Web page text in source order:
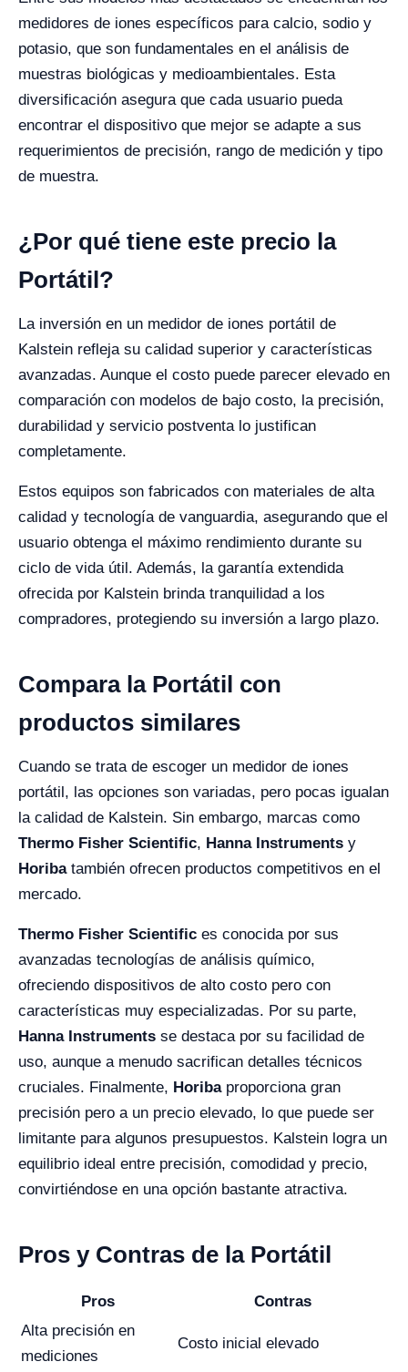
medidores de iones específicos para calcio, sodio y
potasio, que son fundamentales en el análisis de
muestras biológicas y medioambientales. Esta
diversificación asegura que cada usuario pueda
encontrar el dispositivo que mejor se adapte a sus
requerimientos de precisión, rango de medición y tipo
de muestra.
¿Por qué tiene este precio la
Portátil?
La inversión en un medidor de iones portátil de
Kalstein refleja su calidad superior y características
avanzadas. Aunque el costo puede parecer elevado en
comparación con modelos de bajo costo, la precisión,
durabilidad y servicio postventa lo justifican
completamente.
Estos equipos son fabricados con materiales de alta
calidad y tecnología de vanguardia, asegurando que el
usuario obtenga el máximo rendimiento durante su
ciclo de vida útil. Además, la garantía extendida
ofrecida por Kalstein brinda tranquilidad a los
compradores, protegiendo su inversión a largo plazo.
Compara la Portátil con
productos similares
Cuando se trata de escoger un medidor de iones
portátil, las opciones son variadas, pero pocas igualan
la calidad de Kalstein. Sin embargo, marcas como
Thermo Fisher Scientific, Hanna Instruments y
Horibatambién ofrecen productos competitivos en el
mercado.
Thermo Fisher Scientific es conocida por sus
avanzadas tecnologías de análisis químico,
ofreciendo dispositivos de alto costo pero con
características muy especializadas. Por su parte,
Hanna Instruments se destaca por su facilidad de
uso, aunque a menudo sacrifican detalles técnicos
cruciales. Finalmente, Horibaproporciona gran
precisión pero a un precio elevado, lo que puede ser
limitante para algunos presupuestos. Kalstein logra un
equilibrio ideal entre precisión, comodidad y precio,
convirtiéndose en una opción bastante atractiva.
Pros y Contras de la Portátil
Pros
Contras
Alta precisión en
mediciones
Costo inicial elevado